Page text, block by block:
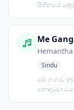
සිහිනයේ
Me
Sindu
මේ ගංගාව
නොදුටුවා